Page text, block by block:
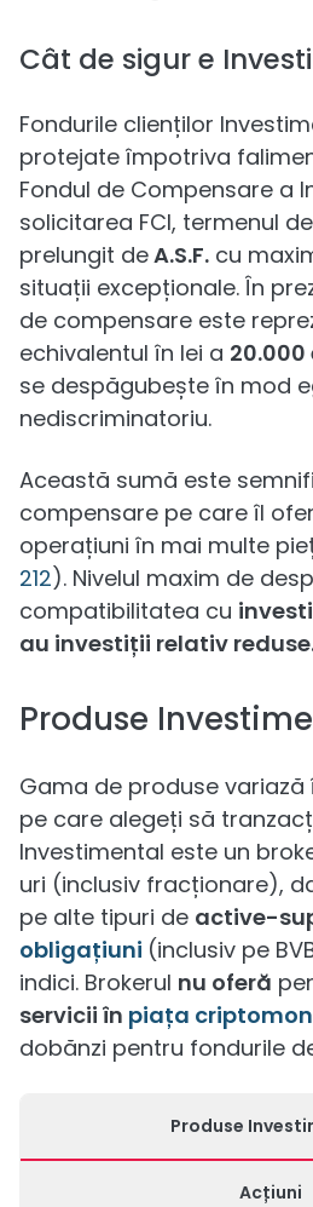
Cât de sigur e
Fondurile clienților
protejate împotriva
Fondul de Compensare a
solicitarea FCI, termenul
prelungit deA.S.F. cu
situații excepționale. În
de compensare este
echivalentul în lei a
se despăgubește în mod
nediscriminatoriu.
Această sumă este
compensare pe care îl
operațiuni în mai multe
212). Nivelul maxim de
compatibilitatea cu
au investiții relativ
Produse
Gama de produse
pe care alegeți să
Investimental este un
uri (inclusiv fracționare),
pe alte tipuri de active-
obligațiuni (inclusiv pe
indici. Brokerul nu oferă
servicii în piața
dobănzi pentru fondurile
Produse
Acțiuni